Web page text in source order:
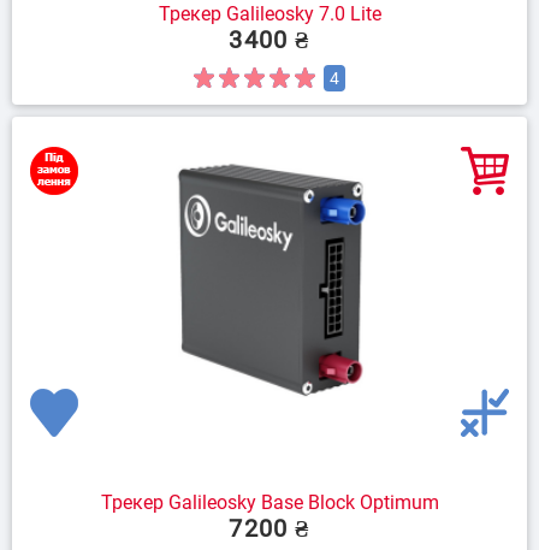
Трекер Galileosky 7.0 Lite
3400 ₴
4
Трекер Galileosky Base Block Optimum
7200 ₴